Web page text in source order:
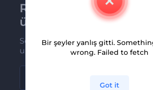
Renderforest bültenine
üye olun
Son haber ve tekliflerimiz ilk
ulaşsın
Bir şeyler yanlış gitti.
wrong. Failed to fetch
Got it